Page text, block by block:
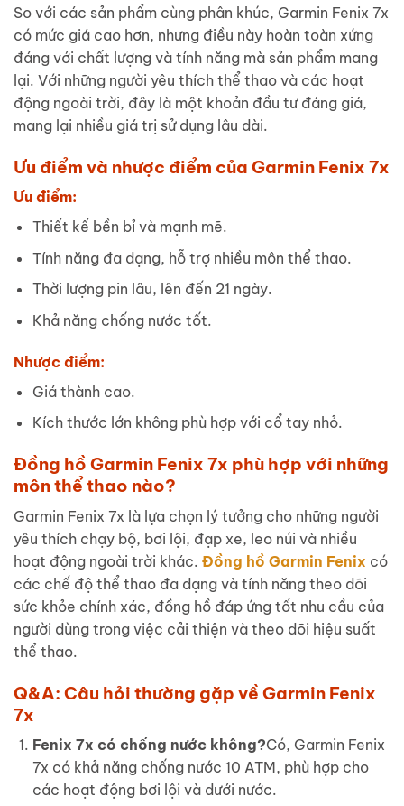
So với các sản phẩm cùng phân khúc, Garmin Fenix 7x
có mức giá cao hơn, nhưng điều này hoàn toàn xứng
đáng với chất lượng và tính năng mà sản phẩm mang
lại. Với những người yêu thích thể thao và các hoạt
động ngoài trời, đây là một khoản đầu tư đáng giá,
mang lại nhiều giá trị sử dụng lâu dài.
Ưu điểm và nhược điểm của Garmin Fenix 7x
Ưu điểm:
Thiết kế bền bỉ và mạnh mẽ.
Tính năng đa dạng, hỗ trợ nhiều môn thể thao.
Thời lượng pin lâu, lên đến 21 ngày.
Khả năng chống nước tốt.
Nhược điểm:
Giá thành cao.
Kích thước lớn không phù hợp với cổ tay nhỏ.
Đồng hồ Garmin Fenix 7x phù hợp với những
môn thể thao nào?
Garmin Fenix 7x là lựa chọn lý tưởng cho những người
yêu thích chạy bộ, bơi lội, đạp xe, leo núi và nhiều
hoạt động ngoài trời khác. Đồng hồ Garmin Fenix có
các chế độ thể thao đa dạng và tính năng theo dõi
sức khỏe chính xác, đồng hồ đáp ứng tốt nhu cầu của
người dùng trong việc cải thiện và theo dõi hiệu suất
thể thao.
Q&A: Câu hỏi thường gặp về Garmin Fenix
7x
Fenix 7x có chống nước không?Có, Garmin Fenix
7x có khả năng chống nước 10 ATM, phù hợp cho
các hoạt động bơi lội và dưới nước.